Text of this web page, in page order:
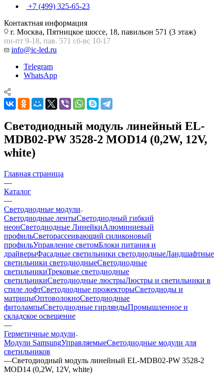
+7 (499) 325-65-23
Контактная информация
г. Москва, Пятницкое шоссе, 18, павильон 571 (3 этаж)
пн-пт 9-18, пав. 571 сб-вс 10-17
info@ic-led.ru
Telegram
WhatsApp
Светодиодный модуль линейный EL-
MDB02-PW 3528-2 MOD14 (0,2W, 12V,
white)
Главная страница
—
Каталог
—
Светодиодные модули
Светодиодные лентыСветодиодный гибкий
неонСветодиодные ЛинейкиАлюминиевый
профильСветорассеивающий силиконовый
профильУправление светомБлоки питания и
драйверыФасадные светильники светодиодныеЛандшафтные
светильники светодиодныеСветодиодные
светильникиТрековые светодиодные
светильникиСветодиодные люстрыЛюстры и светильники в
стиле лофтСветодиодные прожекторыСветодиоды и
матрицыОптоволокноСветодиодные
фитолампыСветодиодные гирляндыПромышленное и
складское освещение
—
Герметичные модули
Модули SamsungУправляемыеСветодиодные модули для
светильников
—Светодиодный модуль линейный EL-MDB02-PW 3528-2
MOD14 (0,2W, 12V, white)